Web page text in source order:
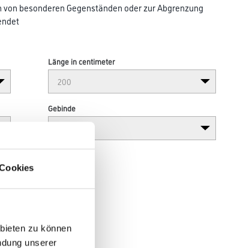
zu können
unserer
besonderen Gegenständen oder zur Abgrenzung
Länge in centimeter
Gebinde